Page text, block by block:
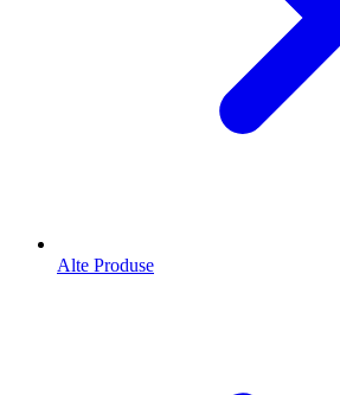
Alte Produse